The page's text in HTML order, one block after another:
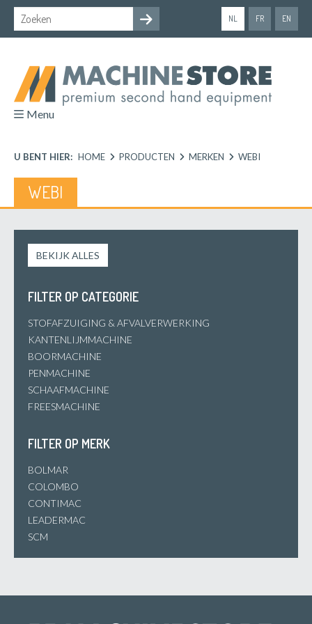
NL FR EN
Menu
U BENT HIER: HOME PRODUCTEN MERKEN WEBI
WEBI
BEKIJK ALLES
FILTER OP CATEGORIE
STOFAFZUIGING & AFVALVERWERKING
KANTENLIJMMACHINE
BOORMACHINE
PENMACHINE
SCHAAFMACHINE
FREESMACHINE
FILTER OP MERK
BOLMAR
COLOMBO
CONTIMAC
LEADERMAC
SCM